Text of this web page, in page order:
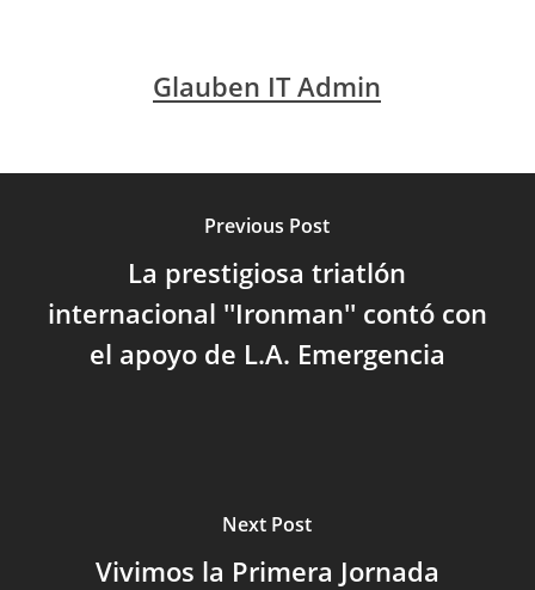
Glauben IT Admin
Previous Post
La prestigiosa triatlón
internacional ''Ironman'' contó con
el apoyo de L.A. Emergencia
Next Post
Vivimos la Primera Jornada